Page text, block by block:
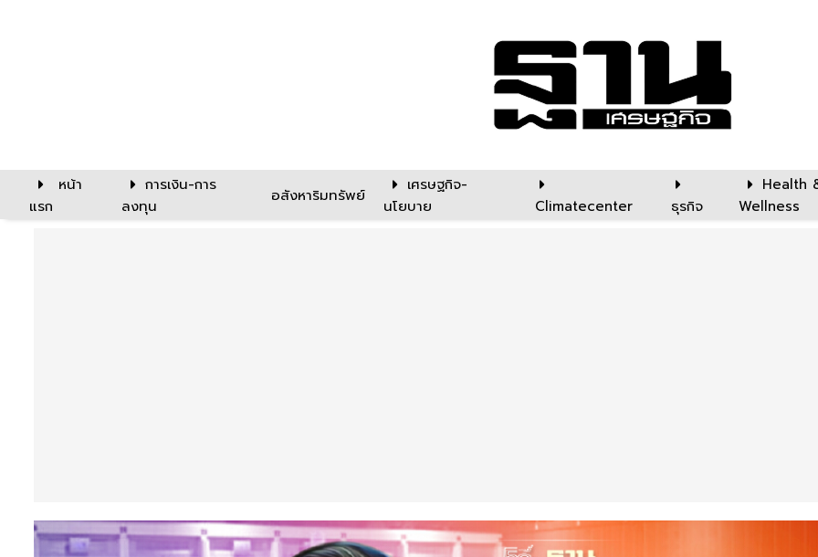
หน้า
แรก
การเงิน-การ
ลงทุน
อสังหาริมทรัพย์
เศรษฐกิจ-
นโยบาย
Climatecenter ธุรกิจ
Health
Wellness